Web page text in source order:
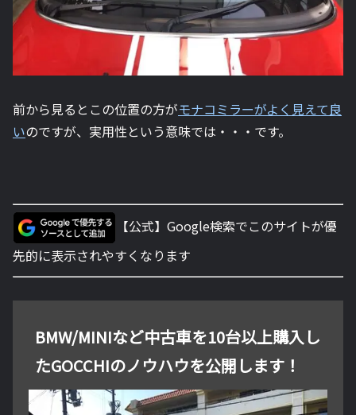
前から見るとこの位置の方がモナコミラーがよく見えて良
いのですが、実用性という意味では・・・です。
【公式】Google検索でこのサイトが優
先的に表示されやすくなります
BMW/MINIなど中古車を10台以上購入し
たGOCCHIのノウハウを公開します！